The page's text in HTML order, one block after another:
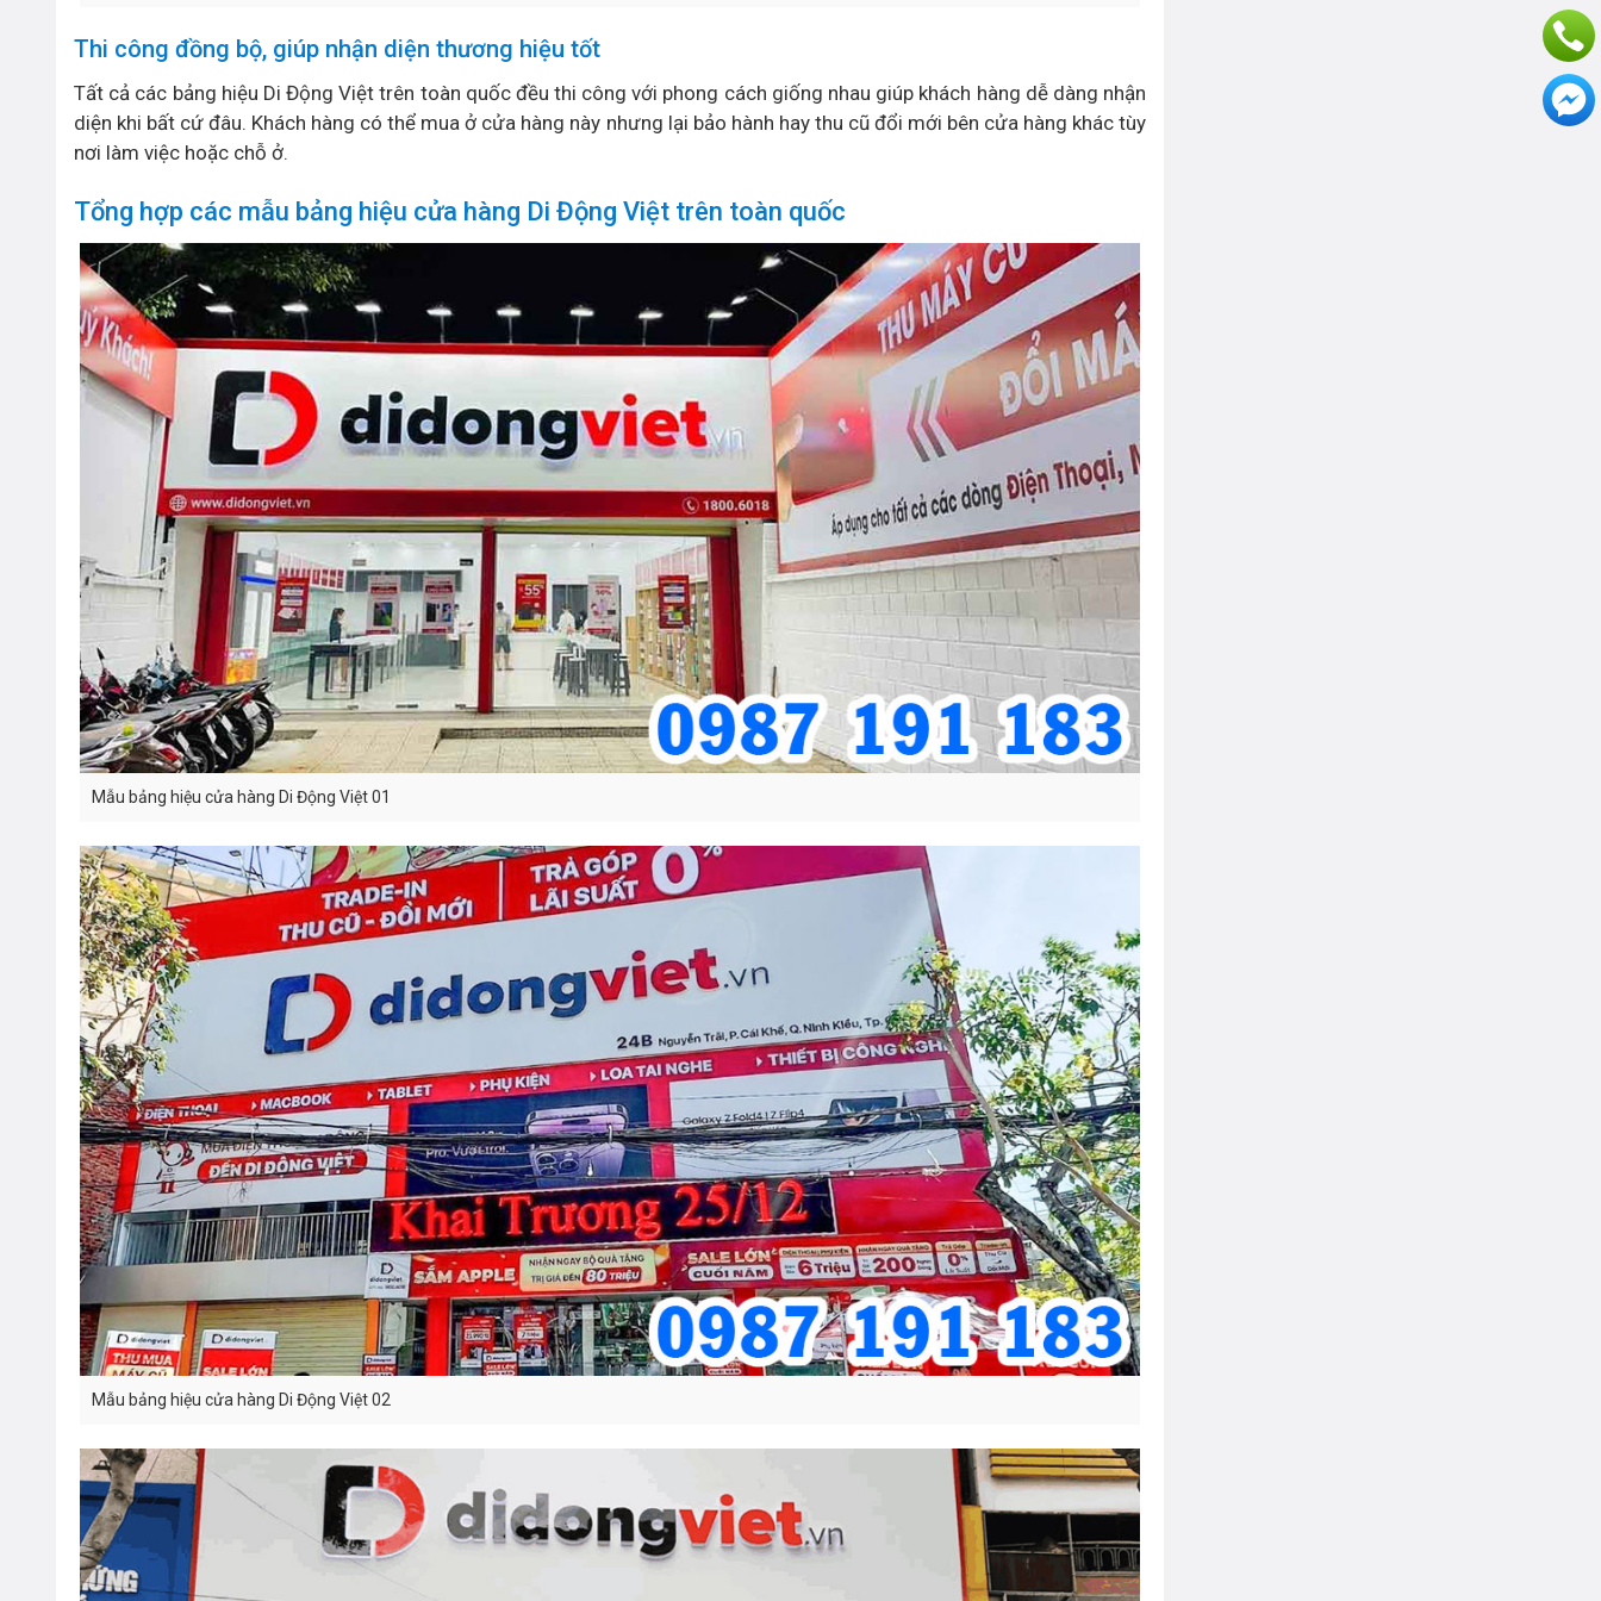
Thi công đồng bộ, giúp nhận diện thương hiệu tốt
Tất cả các bảng hiệu Di Động Việt trên toàn quốc đều thi công với phong cách giống nhau giúp khách hàng dễ dàng nhận
diện khi bất cứ đâu. Khách hàng có thể mua ở cửa hàng này nhưng lại bảo hành hay thu cũ đổi mới bên cửa hàng khác tùy
nơi làm việc hoặc chỗ ở.
Tổng hợp các mẫu bảng hiệu cửa hàng Di Động Việt trên toàn quốc
Mẫu bảng hiệu cửa hàng Di Động Việt 01
Mẫu bảng hiệu cửa hàng Di Động Việt 02